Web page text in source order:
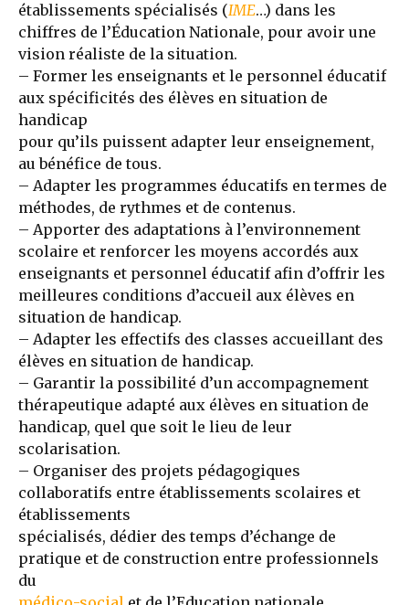
établissements spécialisés (IME…) dans les
chiffres de l’Éducation Nationale, pour avoir une
vision réaliste de la situation.
– Former les enseignants et le personnel éducatif
aux spécificités des élèves en situation de
handicap
pour qu’ils puissent adapter leur enseignement,
au bénéfice de tous.
– Adapter les programmes éducatifs en termes de
méthodes, de rythmes et de contenus.
– Apporter des adaptations à l’environnement
scolaire et renforcer les moyens accordés aux
enseignants et personnel éducatif afin d’offrir les
meilleures conditions d’accueil aux élèves en
situation de handicap.
– Adapter les effectifs des classes accueillant des
élèves en situation de handicap.
– Garantir la possibilité d’un accompagnement
thérapeutique adapté aux élèves en situation de
handicap, quel que soit le lieu de leur
scolarisation.
– Organiser des projets pédagogiques
collaboratifs entre établissements scolaires et
établissements
spécialisés, dédier des temps d’échange de
pratique et de construction entre professionnels
du